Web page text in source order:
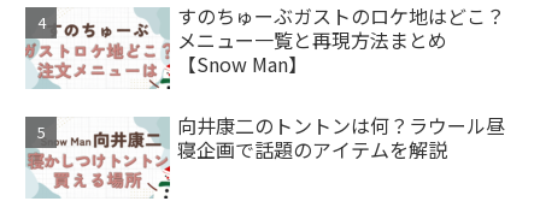
すのちゅーぶガストのロケ地はどこ？
メニュー一覧と再現方法まとめ
【Snow Man】
向井康二のトントンは何？ラウール昼
寝企画で話題のアイテムを解説